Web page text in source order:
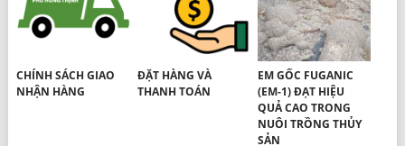
CHÍNH SÁCH GIAO
NHẬN HÀNG
ĐẶT HÀNG VÀ
THANH TOÁN
EM GỐC FUGANIC
(EM-1) ĐẠT HIỆU
QUẢ CAO TRONG
NUÔI TRỒNG THỦY
SẢN